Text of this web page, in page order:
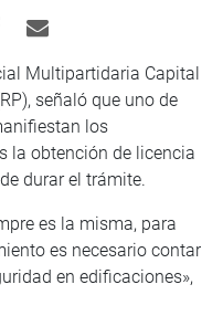
Multipartidaria Capital
señaló que uno de
los
la obtención de licencia
durar el trámite.
es la misma, para
es necesario contar
en edificaciones»,